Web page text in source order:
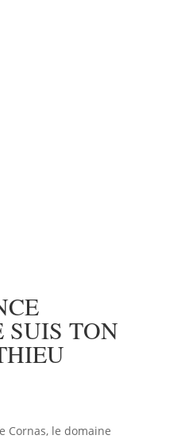
SUIS TON
Cornas, le domaine